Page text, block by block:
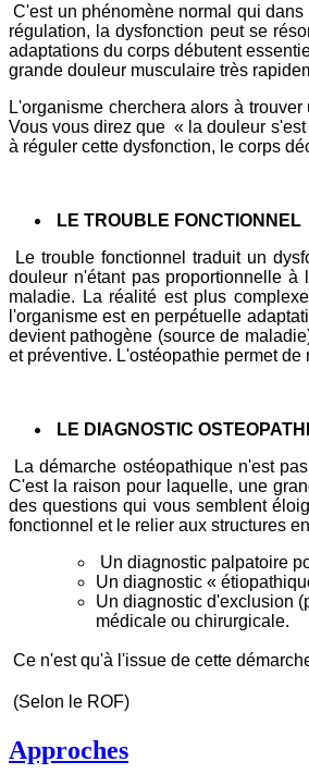
C'est un phénomène normal qui
régulation, la dysfonction peut se
adaptations du corps débutent
grande douleur musculaire très
L'organisme cherchera alors à
Vous vous direz que « la douleur
à réguler cette dysfonction, le corps
LE TROUBLE FONCTIONNEL
Le trouble fonctionnel traduit un
douleur n'étant pas proportionnelle
maladie. La réalité est plus
l'organisme est en perpétuelle
devient pathogène (source de
et préventive. L'ostéopathie permet
LE DIAGNOSTIC
La démarche ostéopathique n'est
C'est la raison pour laquelle, une
des questions qui vous semblent
fonctionnel et le relier aux structures
Un diagnostic palpatoire
Un diagnostic «
Un diagnostic d'exclusion
médicale ou chirurgicale.
Ce n'est qu'à l'issue de cette
(Selon le ROF)
Approches